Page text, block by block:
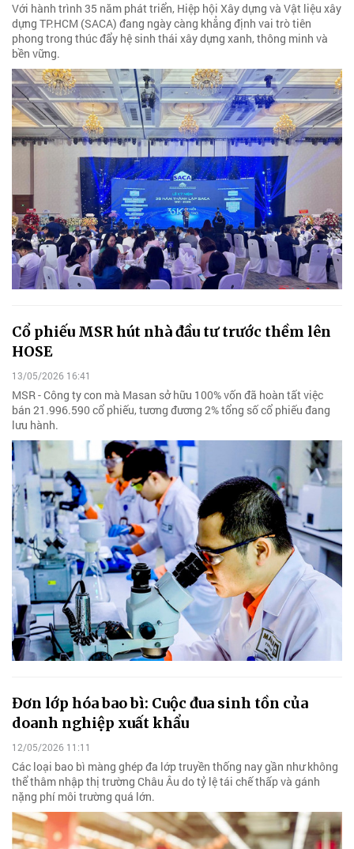
Với hành trình 35 năm phát triển, Hiệp hội Xây dựng và Vật liệu xây
dựng TP.HCM (SACA) đang ngày càng khẳng định vai trò tiên
phong trong thúc đẩy hệ sinh thái xây dựng xanh, thông minh và
bền vững.
Cổ phiếu MSR hút nhà đầu tư trước thềm lên
HOSE
13/05/2026 16:41
MSR - Công ty con mà Masan sở hữu 100% vốn đã hoàn tất việc
bán 21.996.590 cổ phiếu, tương đương 2% tổng số cổ phiếu đang
lưu hành.
Đơn lớp hóa bao bì: Cuộc đua sinh tồn của
doanh nghiệp xuất khẩu
12/05/2026 11:11
Các loại bao bì màng ghép đa lớp truyền thống nay gần như không
thể thâm nhập thị trường Châu Âu do tỷ lệ tái chế thấp và gánh
nặng phí môi trường quá lớn.